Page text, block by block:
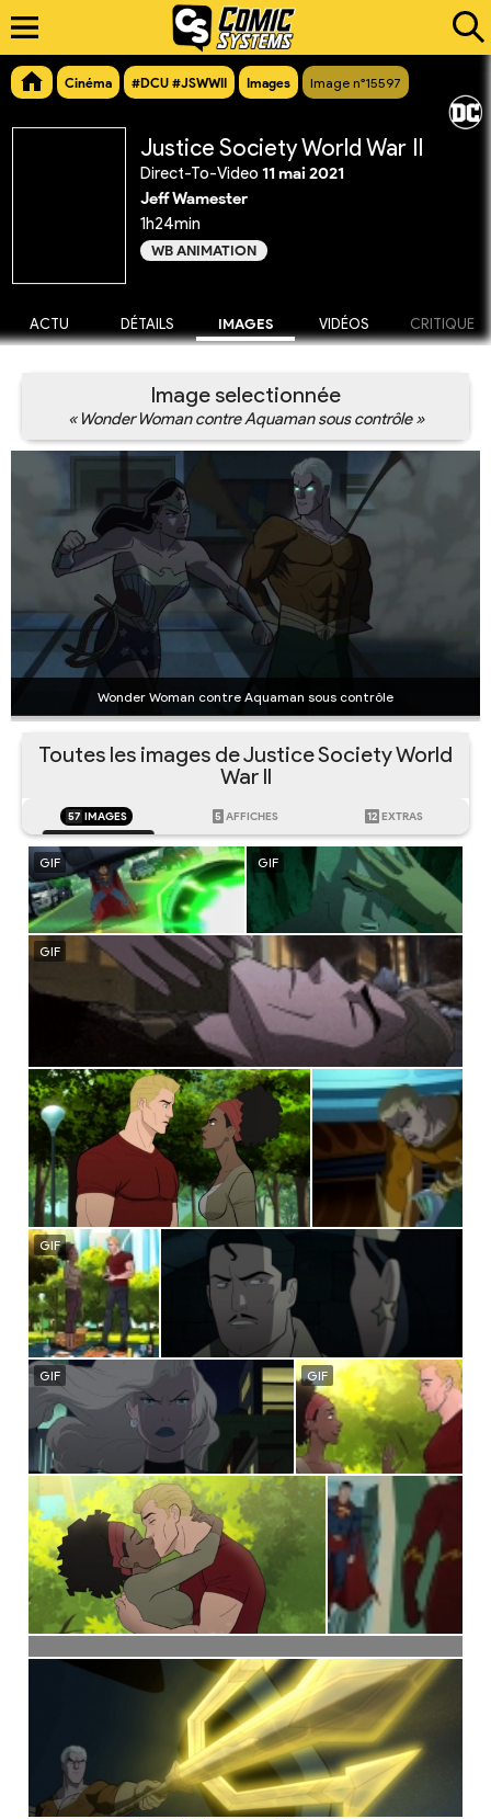
Cinéma #DCU #JSWWII Images Image n°15597
Justice Society World War II
Direct-To-Video 11 mai 2021
Jeff Wamester
1h24min
WB ANIMATION
ACTU DÉTAILS IMAGES VIDÉOS CRITIQUE
Image selectionnée
« Wonder Woman contre Aquaman sous contrôle »
Wonder Woman contre Aquaman sous contrôle
Toutes les images de Justice Society World
War II
57 IMAGES 5 AFFICHES 12 EXTRAS